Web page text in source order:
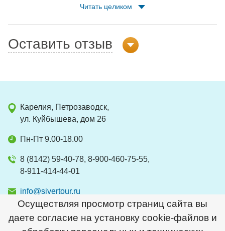
из 8 человек не подвели. Всё было комфортно.
Читать целиком
Оставить отзыв
Осуществляя просмотр страниц сайта вы
даете согласие на установку cookie-файлов и
Карелия, Петрозаводск,
ул. Куйбышева, дом 26
Пн-Пт 9.00-18.00
8 (8142) 59-40-78, 8-900-460-75-55,
8-911-414-44-01
info@sivertour.ru